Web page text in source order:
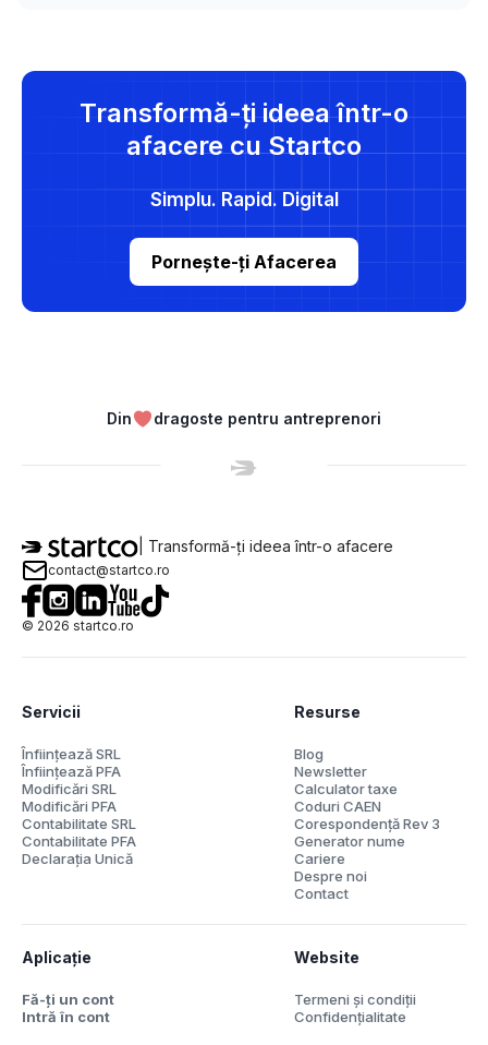
Transformă-ți ideea într-o
afacere cu Startco
Simplu. Rapid. Digital
Pornește-ți Afacerea
Din dragoste pentru antreprenori
| Transformă-ți ideea într-o afacere
contact@startco.ro
© 2026 startco.ro
Servicii
Înființează SRL
Înființează PFA
Modificări SRL
Modificări PFA
Contabilitate SRL
Contabilitate PFA
Declarația Unică
Resurse
Blog
Newsletter
Calculator taxe
Coduri CAEN
Corespondență Rev 3
Generator nume
Cariere
Despre noi
Contact
Aplicație
Fă-ți un cont
Intră în cont
Website
Termeni și condiții
Confidențialitate